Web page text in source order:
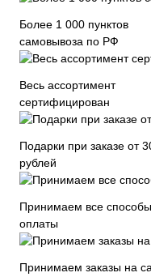
Более 1 000 пунктов
самовывоза по РФ
Весь ассортимент
сертифицирован
Подарки при заказе от
рублей
Принимаем все способы
оплаты
Принимаем заказы на